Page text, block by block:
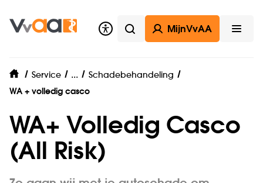
Zoeken
MijnVvAA
home
Service ... Zelf regelen
Schadebehandeling
WA + volledig casco
WA+ Volledig Casco
(All Risk)